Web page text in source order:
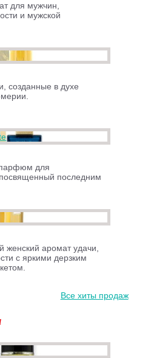
для мужчин,
и мужской
созданные в духе
для
последним
женский аромат удачи,
с яркими дерзким
Все хиты продаж